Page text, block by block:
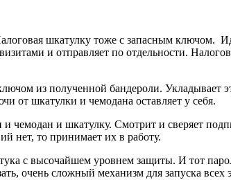
шкатулку тоже с запасным ключом.
и отправляет по отдельности.
из полученной бандероли. Укладывает
от шкатулки и чемодана оставляет у себя.
чемодан и шкатулку. Смотрит и сверяет
нет, то принимает их в работу.
с высочайшем уровнем защиты. И тот
очень сложный механизм для запуска